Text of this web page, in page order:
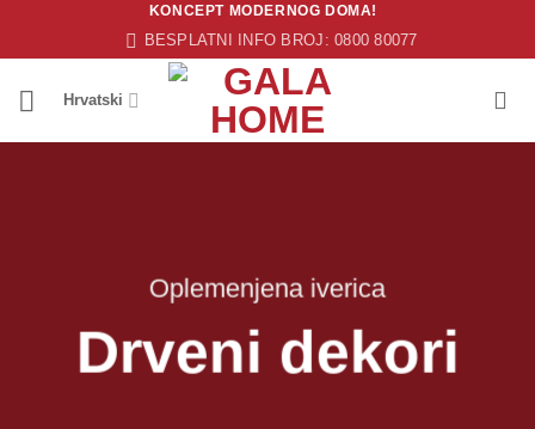
KONCEPT MODERNOG DOMA!
BESPLATNI INFO BROJ: 0800 80077
Hrvatski
Oplemenjena iverica
Drveni dekori